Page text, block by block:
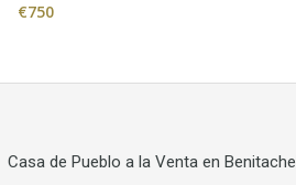
€750
Casa de Pueblo a la Venta en Benitachell